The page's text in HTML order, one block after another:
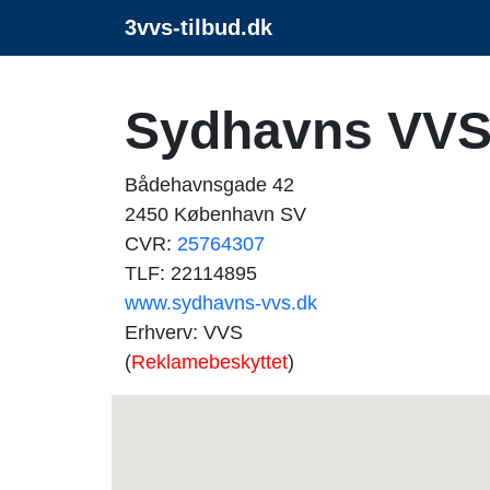
3vvs-tilbud.dk
Sydhavns
Bådehavnsgade 42
2450 København SV
CVR: 25764307
TLF: 22114895
www.sydhavns-vvs.dk
Erhverv: VVS
(Reklamebeskyttet)